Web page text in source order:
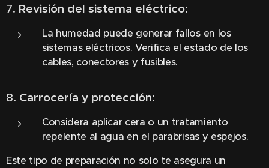
7. Revisión del sistema eléctrico:
La humedad puede generar fallos en los
sistemas eléctricos. Verifica el estado de los
cables, conectores y fusibles.
8. Carrocería y protección:
Considera aplicar cera o un tratamiento
repelente al agua en el parabrisas y espejos.
Este tipo de preparación no solo te asegura un